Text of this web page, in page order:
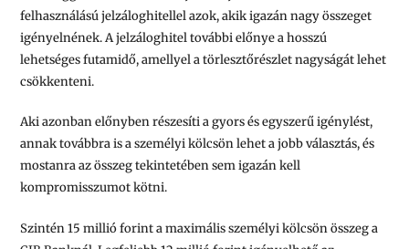
felhasználású jelzáloghitellel azok, akik igazán nagy összeget
igényelnének. A jelzáloghitel további előnye a hosszú
lehetséges futamidő, amellyel a törlesztőrészlet nagyságát lehet
csökkenteni.
Aki azonban előnyben részesíti a gyors és egyszerű igénylést,
annak továbbra is a személyi kölcsön lehet a jobb választás, és
mostanra az összeg tekintetében sem igazán kell
kompromisszumot kötni.
Szintén 15 millió forint a maximális személyi kölcsön összeg a